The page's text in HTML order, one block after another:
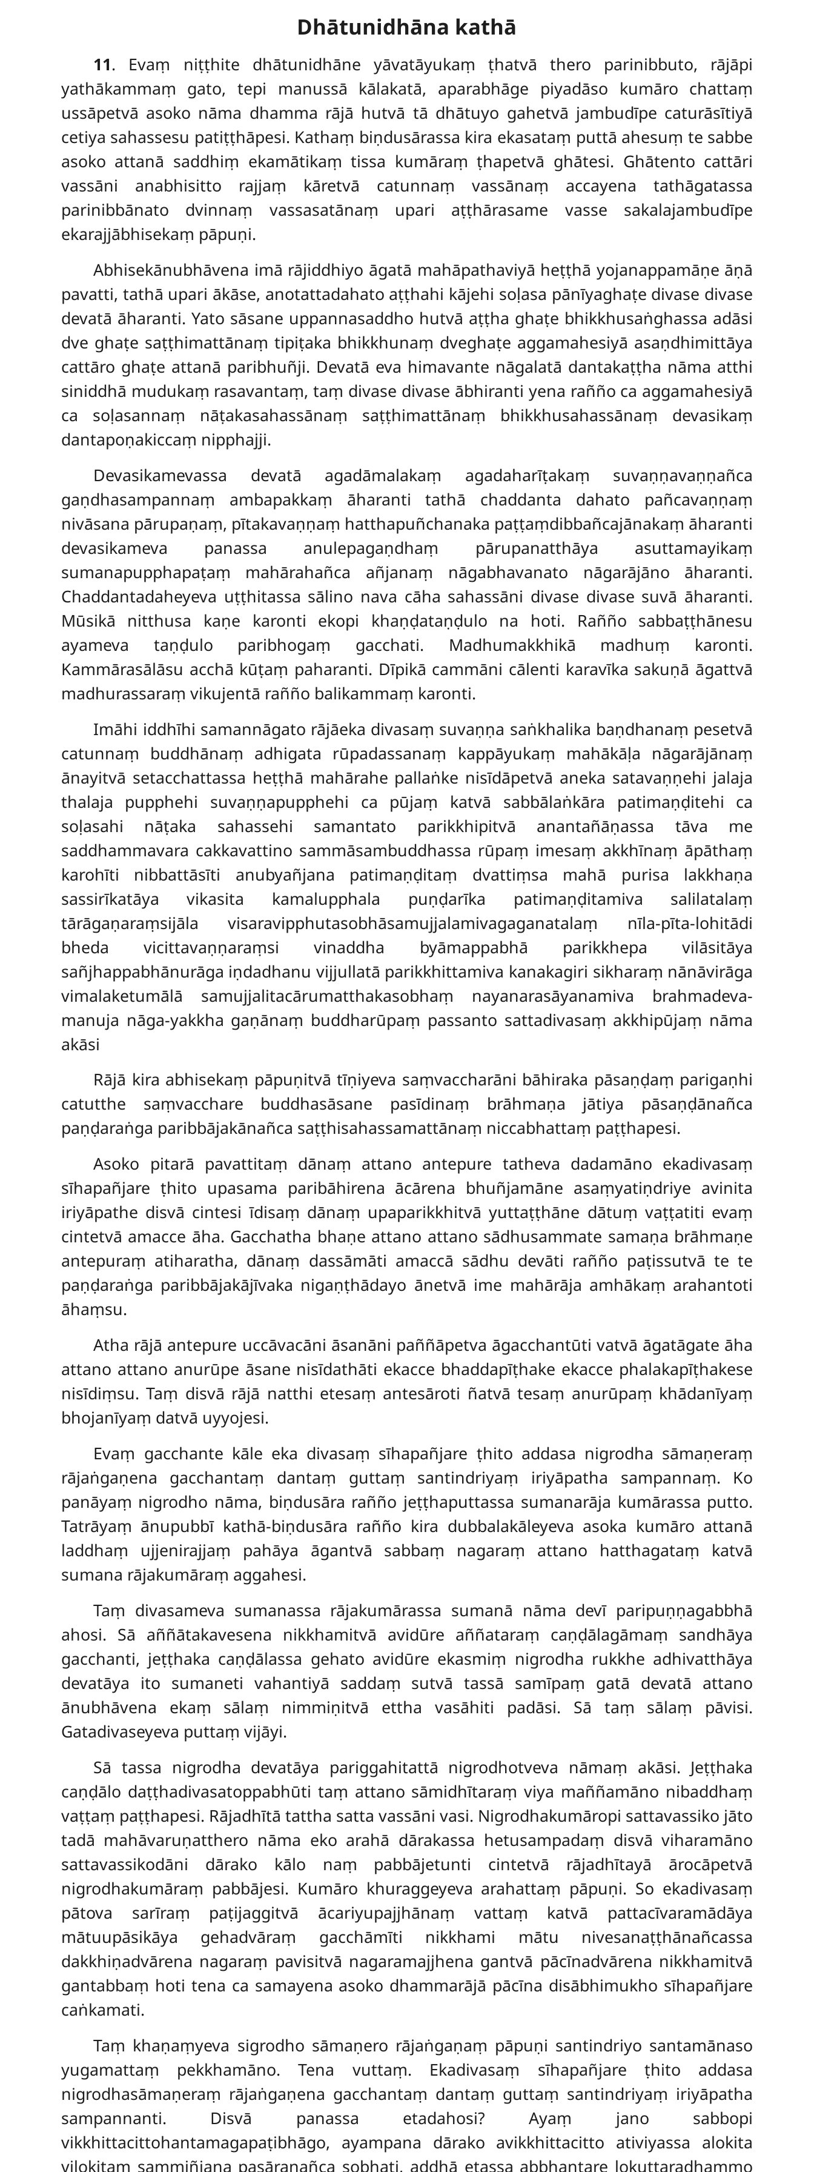
Dhātunidhāna kathā
11. Evaṃ niṭṭhite dhātunidhāne yāvatāyukaṃ ṭhatvā thero parinibbuto, rājāpi
yathākammaṃ gato, tepi manussā kālakatā, aparabhāge piyadāso kumāro chattaṃ
ussāpetvā asoko nāma dhamma rājā hutvā tā dhātuyo gahetvā jambudīpe caturāsītiyā
cetiya sahassesu patiṭṭhāpesi. Kathaṃ biṇdusārassa kira ekasataṃ puttā ahesuṃ te sabbe
asoko attanā saddhiṃ ekamātikaṃ tissa kumāraṃ ṭhapetvā ghātesi. Ghātento cattāri
vassāni anabhisitto rajjaṃ kāretvā catunnaṃ vassānaṃ accayena tathāgatassa
parinibbānato dvinnaṃ vassasatānaṃ upari aṭṭhārasame vasse sakalajambudīpe
ekarajjābhisekaṃ pāpuṇi.
Abhisekānubhāvena imā rājiddhiyo āgatā mahāpathaviyā heṭṭhā yojanappamāṇe āṇā
pavatti, tathā upari ākāse, anotattadahato aṭṭhahi kājehi soḷasa pānīyaghaṭe divase divase
devatā āharanti. Yato sāsane uppannasaddho hutvā aṭṭha ghaṭe bhikkhusaṅghassa adāsi
dve ghaṭe saṭṭhimattānaṃ tipiṭaka bhikkhunaṃ dveghaṭe aggamahesiyā asaṇdhimittāya
cattāro ghaṭe attanā paribhuñji. Devatā eva himavante nāgalatā dantakaṭṭha nāma atthi
siniddhā mudukaṃ rasavantaṃ, taṃ divase divase ābhiranti yena rañño ca aggamahesiyā
ca soḷasannaṃ nāṭakasahassānaṃ saṭṭhimattānaṃ bhikkhusahassānaṃ devasikaṃ
dantapoṇakiccaṃ nipphajji.
Devasikamevassa devatā agadāmalakaṃ agadaharīṭakaṃ suvaṇṇavaṇṇañca
gaṇdhasampannaṃ ambapakkaṃ āharanti tathā chaddanta dahato pañcavaṇṇaṃ
nivāsana pārupaṇaṃ, pītakavaṇṇaṃ hatthapuñchanaka paṭṭaṃdibbañcajānakaṃ āharanti
devasikameva panassa anulepagaṇdhaṃ pārupanatthāya asuttamayikaṃ
sumanapupphapaṭaṃ mahārahañca añjanaṃ nāgabhavanato nāgarājāno āharanti.
Chaddantadaheyeva uṭṭhitassa sālino nava cāha sahassāni divase divase suvā āharanti.
Mūsikā nitthusa kaṇe karonti ekopi khaṇḍataṇḍulo na hoti. Rañño sabbaṭṭhānesu
ayameva taṇḍulo paribhogaṃ gacchati. Madhumakkhikā madhuṃ karonti.
Kammārasālāsu acchā kūṭaṃ paharanti. Dīpikā cammāni cālenti karavīka sakuṇā āgattvā
madhurassaraṃ vikujentā rañño balikammaṃ karonti.
Imāhi iddhīhi samannāgato rājāeka divasaṃ suvaṇṇa saṅkhalika baṇdhanaṃ pesetvā
catunnaṃ buddhānaṃ adhigata rūpadassanaṃ kappāyukaṃ mahākāḷa nāgarājānaṃ
ānayitvā setacchattassa heṭṭhā mahārahe pallaṅke nisīdāpetvā aneka satavaṇṇehi jalaja
thalaja pupphehi suvaṇṇapupphehi ca pūjaṃ katvā sabbālaṅkāra patimaṇḍitehi ca
soḷasahi nāṭaka sahassehi samantato parikkhipitvā anantañāṇassa tāva me
saddhammavara cakkavattino sammāsambuddhassa rūpaṃ imesaṃ akkhīnaṃ āpāthaṃ
karohīti nibbattāsīti anubyañjana patimaṇḍitaṃ dvattiṃsa mahā purisa lakkhaṇa
sassirīkatāya vikasita kamalupphala puṇḍarīka patimaṇḍitamiva salilatalaṃ
tārāgaṇaraṃsijāla visaravipphutasobhāsamujjalamivagaganatalaṃ nīla-pīta-lohitādi
bheda vicittavaṇṇaraṃsi vinaddha byāmappabhā parikkhepa vilāsitāya
sañjhappabhānurāga iṇdadhanu vijjullatā parikkhittamiva kanakagiri sikharaṃ nānāvirāga
vimalaketumālā samujjalitacārumatthakasobhaṃ nayanarasāyanamiva brahmadeva-
manuja nāga-yakkha gaṇānaṃ buddharūpaṃ passanto sattadivasaṃ akkhipūjaṃ nāma
akāsi
Rājā kira abhisekaṃ pāpuṇitvā tīṇiyeva saṃvaccharāni bāhiraka pāsaṇḍaṃ parigaṇhi
catutthe saṃvacchare buddhasāsane pasīdinaṃ brāhmaṇa jātiya pāsaṇḍānañca
paṇḍaraṅga paribbājakānañca saṭṭhisahassamattānaṃ niccabhattaṃ paṭṭhapesi.
Asoko pitarā pavattitaṃ dānaṃ attano antepure tatheva dadamāno ekadivasaṃ
sīhapañjare ṭhito upasama paribāhirena ācārena bhuñjamāne asaṃyatiṇdriye avinita
iriyāpathe disvā cintesi īdisaṃ dānaṃ upaparikkhitvā yuttaṭṭhāne dātuṃ vaṭṭatiti evaṃ
cintetvā amacce āha. Gacchatha bhaṇe attano attano sādhusammate samaṇa brāhmaṇe
antepuraṃ atiharatha, dānaṃ dassāmāti amaccā sādhu devāti rañño paṭissutvā te te
paṇḍaraṅga paribbājakājīvaka nigaṇṭhādayo ānetvā ime mahārāja amhākaṃ arahantoti
āhaṃsu.
Atha rājā antepure uccāvacāni āsanāni paññāpetva āgacchantūti vatvā āgatāgate āha
attano attano anurūpe āsane nisīdathāti ekacce bhaddapīṭhake ekacce phalakapīṭhakese
nisīdiṃsu. Taṃ disvā rājā natthi etesaṃ antesāroti ñatvā tesaṃ anurūpaṃ khādanīyaṃ
bhojanīyaṃ datvā uyyojesi.
Evaṃ gacchante kāle eka divasaṃ sīhapañjare ṭhito addasa nigrodha sāmaṇeraṃ
rājaṅgaṇena gacchantaṃ dantaṃ guttaṃ santindriyaṃ iriyāpatha sampannaṃ. Ko
panāyaṃ nigrodho nāma, biṇdusāra rañño jeṭṭhaputtassa sumanarāja kumārassa putto.
Tatrāyaṃ ānupubbī kathā-biṇdusāra rañño kira dubbalakāleyeva asoka kumāro attanā
laddhaṃ ujjenirajjaṃ pahāya āgantvā sabbaṃ nagaraṃ attano hatthagataṃ katvā
sumana rājakumāraṃ aggahesi.
Taṃ divasameva sumanassa rājakumārassa sumanā nāma devī paripuṇṇagabbhā
ahosi. Sā aññātakavesena nikkhamitvā avidūre aññataraṃ caṇḍālagāmaṃ sandhāya
gacchanti, jeṭṭhaka caṇḍālassa gehato avidūre ekasmiṃ nigrodha rukkhe adhivatthāya
devatāya ito sumaneti vahantiyā saddaṃ sutvā tassā samīpaṃ gatā devatā attano
ānubhāvena ekaṃ sālaṃ nimmiṇitvā ettha vasāhiti padāsi. Sā taṃ sālaṃ pāvisi.
Gatadivaseyeva puttaṃ vijāyi.
Sā tassa nigrodha devatāya pariggahitattā nigrodhotveva nāmaṃ akāsi. Jeṭṭhaka
caṇḍālo daṭṭhadivasatoppabhūti taṃ attano sāmidhītaraṃ viya maññamāno nibaddhaṃ
vaṭṭaṃ paṭṭhapesi. Rājadhītā tattha satta vassāni vasi. Nigrodhakumāropi sattavassiko jāto
tadā mahāvaruṇatthero nāma eko arahā dārakassa hetusampadaṃ disvā viharamāno
sattavassikodāni dārako kālo naṃ pabbājetunti cintetvā rājadhītayā ārocāpetvā
nigrodhakumāraṃ pabbājesi. Kumāro khuraggeyeva arahattaṃ pāpuṇi. So ekadivasaṃ
pātova sarīraṃ paṭijaggitvā ācariyupajjhānaṃ vattaṃ katvā pattacīvaramādāya
mātuupāsikāya gehadvāraṃ gacchāmīti nikkhami mātu nivesanaṭṭhānañcassa
dakkhiṇadvārena nagaraṃ pavisitvā nagaramajjhena gantvā pācīnadvārena nikkhamitvā
gantabbaṃ hoti tena ca samayena asoko dhammarājā pācīna disābhimukho sīhapañjare
caṅkamati.
Taṃ khaṇaṃyeva sigrodho sāmaṇero rājaṅgaṇaṃ pāpuṇi santindriyo santamānaso
yugamattaṃ pekkhamāno. Tena vuttaṃ. Ekadivasaṃ sīhapañjare ṭhito addasa
nigrodhasāmaṇeraṃ rājaṅgaṇena gacchantaṃ dantaṃ guttaṃ santindriyaṃ iriyāpatha
sampannanti. Disvā panassa etadahosi? Ayaṃ jano sabbopi
vikkhittacittohantamagapaṭibhāgo, ayampana dārako avikkhittacitto ativiyassa alokita
vilokitaṃ sammiñjana pasāraṇañca sobhati, addhā etassa abbhantare lokuttaradhammo